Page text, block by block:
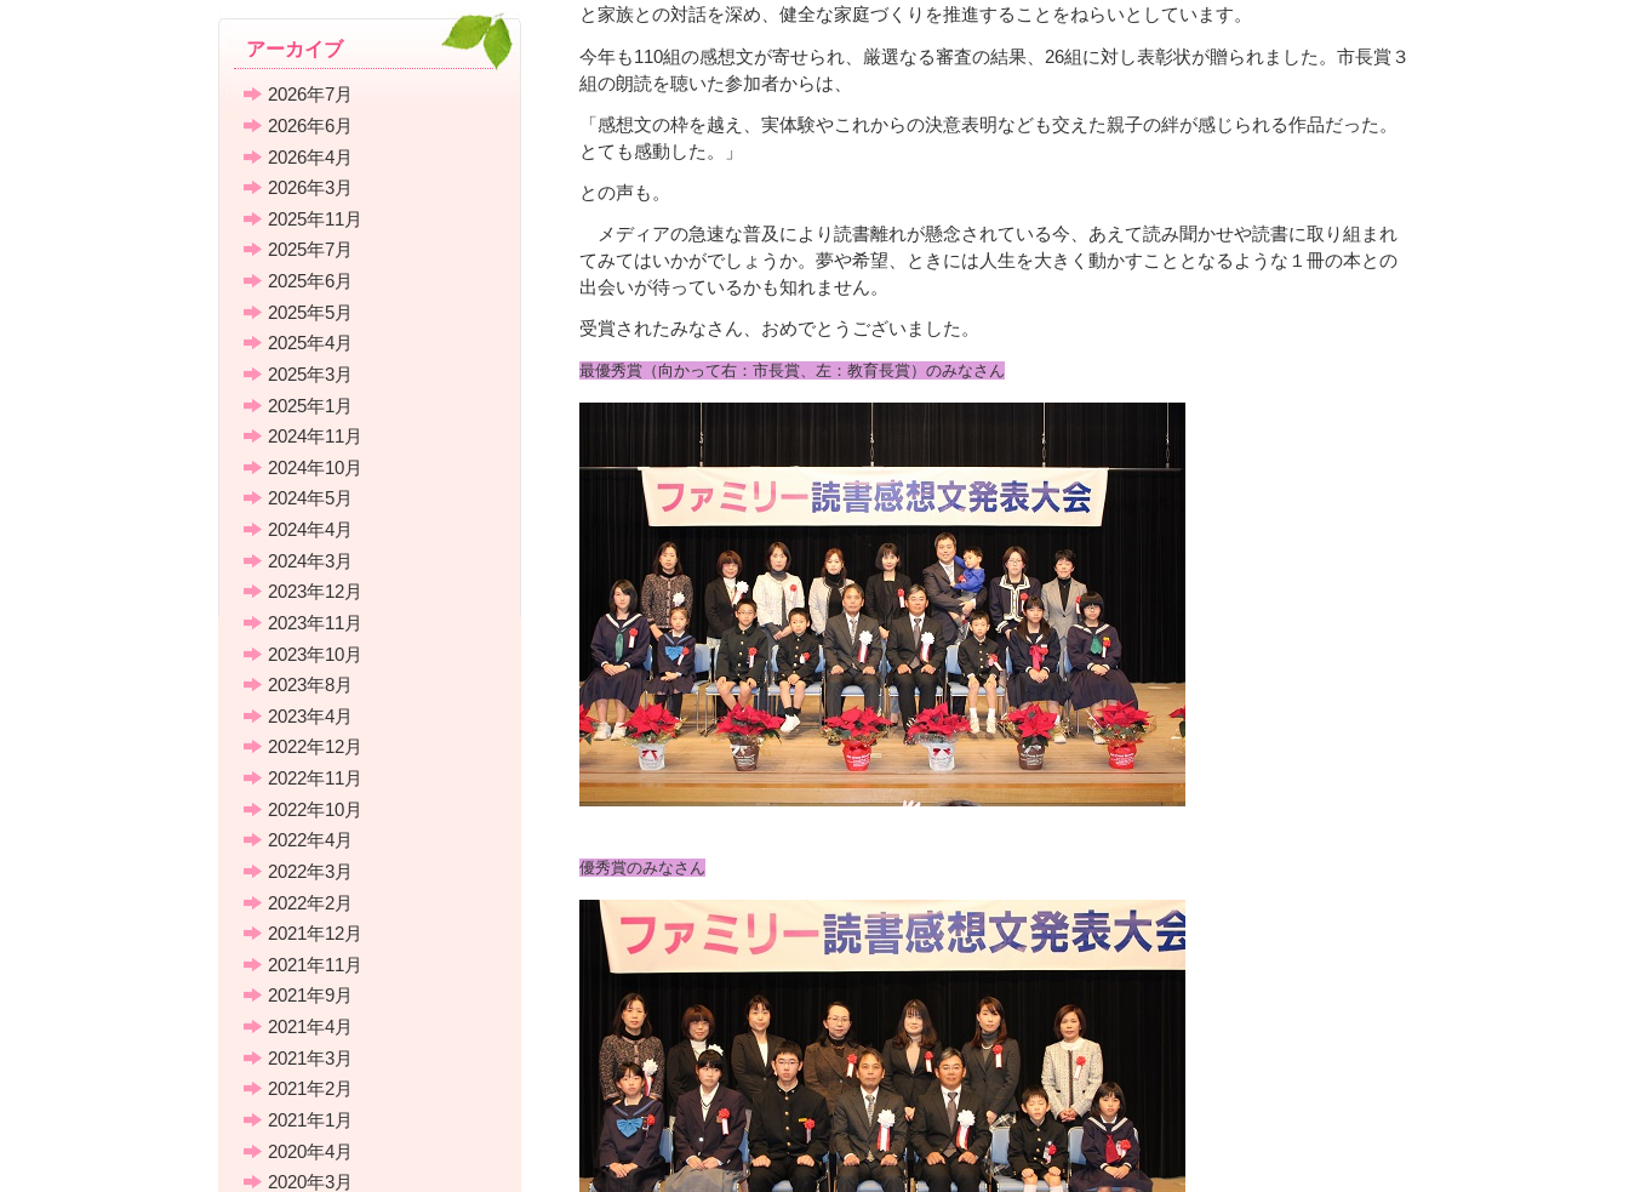
と家族との対話を深め、健全な家庭づくりを推進することをねらいとしています。
今年も110組の感想文が寄せられ、厳選なる審査の結果、26組に対し表彰状が贈られました。市長賞３
組の朗読を聴いた参加者からは、
「感想文の枠を越え、実体験やこれからの決意表明なども交えた親子の絆が感じられる作品だった。
とても感動した。」
との声も。
メディアの急速な普及により読書離れが懸念されている今、あえて読み聞かせや読書に取り組まれ
てみてはいかがでしょうか。夢や希望、ときには人生を大きく動かすこととなるような１冊の本との
出会いが待っているかも知れません。
受賞されたみなさん、おめでとうございました。
最優秀賞（向かって右：市長賞、左：教育長賞）のみなさん
優秀賞のみなさん
アーカイブ
2026年7月
2026年6月
2026年4月
2026年3月
2025年11月
2025年7月
2025年6月
2025年5月
2025年4月
2025年3月
2025年1月
2024年11月
2024年10月
2024年5月
2024年4月
2024年3月
2023年12月
2023年11月
2023年10月
2023年8月
2023年4月
2022年12月
2022年11月
2022年10月
2022年4月
2022年3月
2022年2月
2021年12月
2021年11月
2021年9月
2021年4月
2021年3月
2021年2月
2021年1月
2020年4月
2020年3月